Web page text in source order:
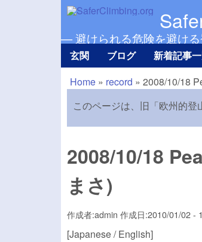
— 避けられる危険を避け
Main menu Ja
玄関 ブログ 新着記事
現在地
Home » record » 2008/10/18
このページは、旧「欧州的
2008/10/18
まさ)
作成者:admin 作成日:2010/01/02 -
[Japanese / English]